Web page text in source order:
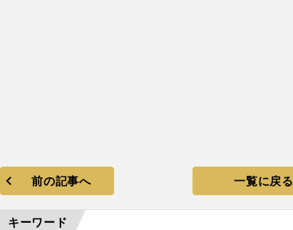
前の記事へ 一覧に戻る
キーワード